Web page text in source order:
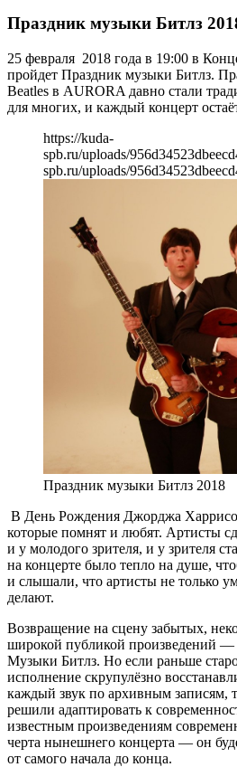
Праздник музыки Битлз
25 февраля 2018 года в 19:00 в
пройдет Праздник музыки Битлз.
Beatles в AURORA давно стали
для многих, и каждый концерт
https://kuda-
spb.ru/uploads/
spb.ru/uploads/
Праздник музыки Битлз 2018
В День Рождения Джорджа
которые помнят и любят. Артисты
и у молодого зрителя, и у зрителя
на концерте было тепло на душе,
и слышали, что артисты не только
делают.
Возвращение на сцену забытых,
широкой публикой произведений —
Музыки Битлз. Но если раньше
исполнение скрупулёзно
каждый звук по архивным записям,
решили адаптировать к
известным произведениям
черта нынешнего концерта — он
от самого начала до конца.